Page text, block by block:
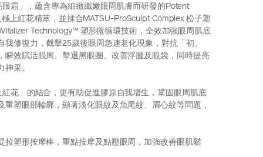
霜」，蘊含專為細緻纖嫩眼周肌膚而研發的Potent
極上紅花精萃，並揉合MATSU-ProSculpt Complex 松子塑
Technology™ 塑形微循環技術，全效加強眼周肌底
我修復力，截擊25歲後眼周急速老化現象，對抗「初、
瞬效賦活眼周、擊退黑眼圈、改善浮腫及眼袋，同時提亮
神采。
花」的結合，更有助促進膠原自我增生，鞏固眼周肌底
重塑眼部輪廓，顯著淡化眼紋及魚尾紋、眉心紋等問題，
拉塑形按摩棒，重點按摩及點壓眼周，加強改善眼肌鬆